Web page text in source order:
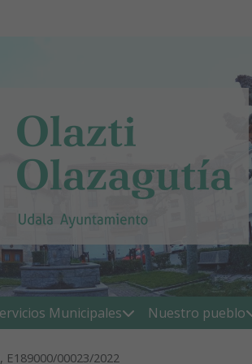
Municipales Nuestro pueblo
E189000/00023/2022